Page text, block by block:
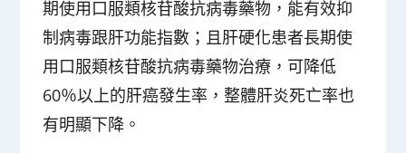
期使用口服類核苷酸抗病毒藥物，能有效抑
制病毒跟肝功能指數；且肝硬化患者長期使
用口服類核苷酸抗病毒藥物治療，可降低
60％以上的肝癌發生率，整體肝炎死亡率也
有明顯下降。